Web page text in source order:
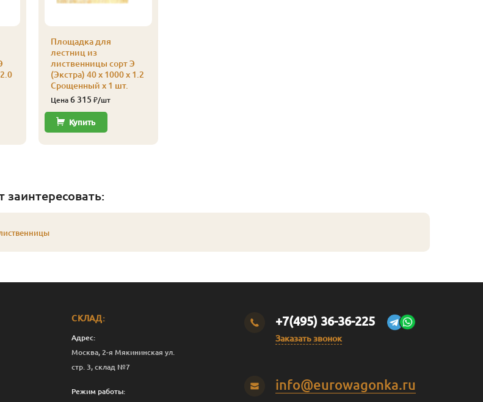
Площадка для
лестниц из
лиственницы сорт Э
(Экстра) 40 x 1000 x 1.2
Срощенный x 1 шт.
Цена 6 315 ₽/шт
Купить
СКЛАД:
Адрес:
Москва, 2-я Мякининская ул.
стр. 3, склад №7
Режим работы:
+7(495) 36-36-225
Заказать звонок
info@eurowagonka.ru